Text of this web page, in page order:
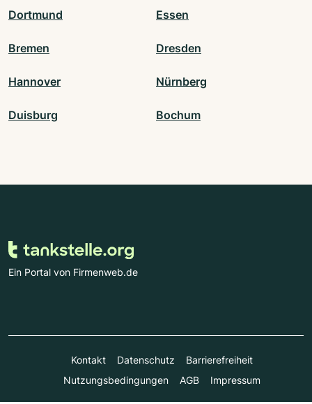
Dortmund Essen
Bremen Dresden
Hannover Nürnberg
Duisburg Bochum
Ein Portal von Firmenweb.de
Kontakt Datenschutz
Barrierefreiheit
Nutzungsbedingungen
AGB Impressum